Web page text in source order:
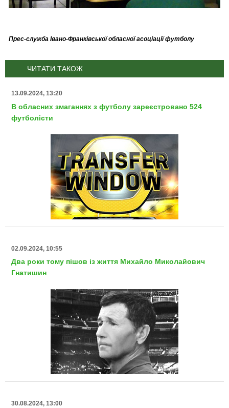
Прес-служба Івано-Франківської обласної асоціації футболу
ЧИТАТИ ТАКОЖ
13.09.2024, 13:20
В обласних змаганнях з футболу зареєстровано 524
футболісти
02.09.2024, 10:55
Два роки тому пішов із життя Михайло Миколайович
Гнатишин
30.08.2024, 13:00